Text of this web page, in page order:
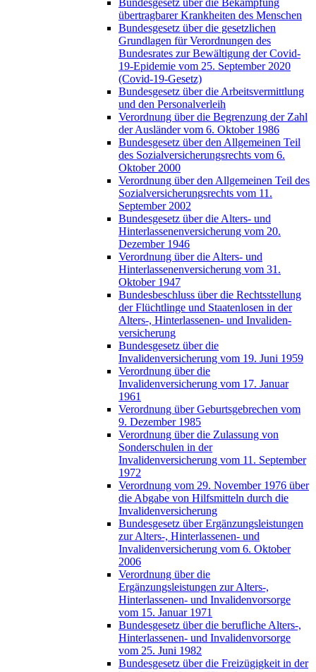
Bundesgesetz über die Bekämpfung
übertragbarer Krankheiten des Menschen
Bundesgesetz über die gesetzlichen
Grundlagen für Verordnungen des
Bundesrates zur Bewältigung der Covid-
19-Epidemie vom 25. September 2020
(Covid-19-Gesetz)
Bundesgesetz über die Arbeitsvermittlung
und den Personalverleih
Verordnung über die Begrenzung der Zahl
der Ausländer vom 6. Oktober 1986
Bundesgesetz über den Allgemeinen Teil
des Sozialversicherungsrechts vom 6.
Oktober 2000
Verordnung über den Allgemeinen Teil des
Sozialversicherungsrechts vom 11.
September 2002
Bundesgesetz über die Alters- und
Hinterlassenenversicherung vom 20.
Dezember 1946
Verordnung über die Alters- und
Hinterlassenenversicherung vom 31.
Oktober 1947
Bundesbeschluss über die Rechtsstellung
der Flüchtlinge und Staatenlosen in der
Alters-, Hinterlassenen- und Invaliden-
versicherung
Bundesgesetz über die
Invalidenversicherung vom 19. Juni 1959
Verordnung über die
Invalidenversicherung vom 17. Januar
1961
Verordnung über Geburtsgebrechen vom
9. Dezember 1985
Verordnung über die Zulassung von
Sonderschulen in der
Invalidenversicherung vom 11. September
1972
Verordnung vom 29. November 1976 über
die Abgabe von Hilfsmitteln durch die
Invalidenversicherung
Bundesgesetz über Ergänzungsleistungen
zur Alters-, Hinterlassenen- und
Invalidenversicherung vom 6. Oktober
2006
Verordnung über die
Ergänzungsleistungen zur Alters-,
Hinterlassenen- und Invalidenvorsorge
vom 15. Januar 1971
Bundesgesetz über die berufliche Alters-,
Hinterlassenen- und Invalidenvorsorge
vom 25. Juni 1982
Bundesgesetz über die Freizügigkeit in der